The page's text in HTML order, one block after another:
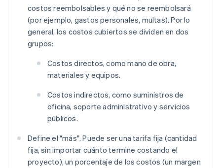
costos reembolsables y qué no se reembolsará
(por ejemplo, gastos personales, multas). Por lo
general, los costos cubiertos se dividen en dos
grupos:
Costos directos, como mano de obra,
materiales y equipos.
Costos indirectos, como suministros de
oficina, soporte administrativo y servicios
públicos.
Define el "más". Puede ser una tarifa fija (cantidad
fija, sin importar cuánto termine costando el
proyecto), un porcentaje de los costos (un margen